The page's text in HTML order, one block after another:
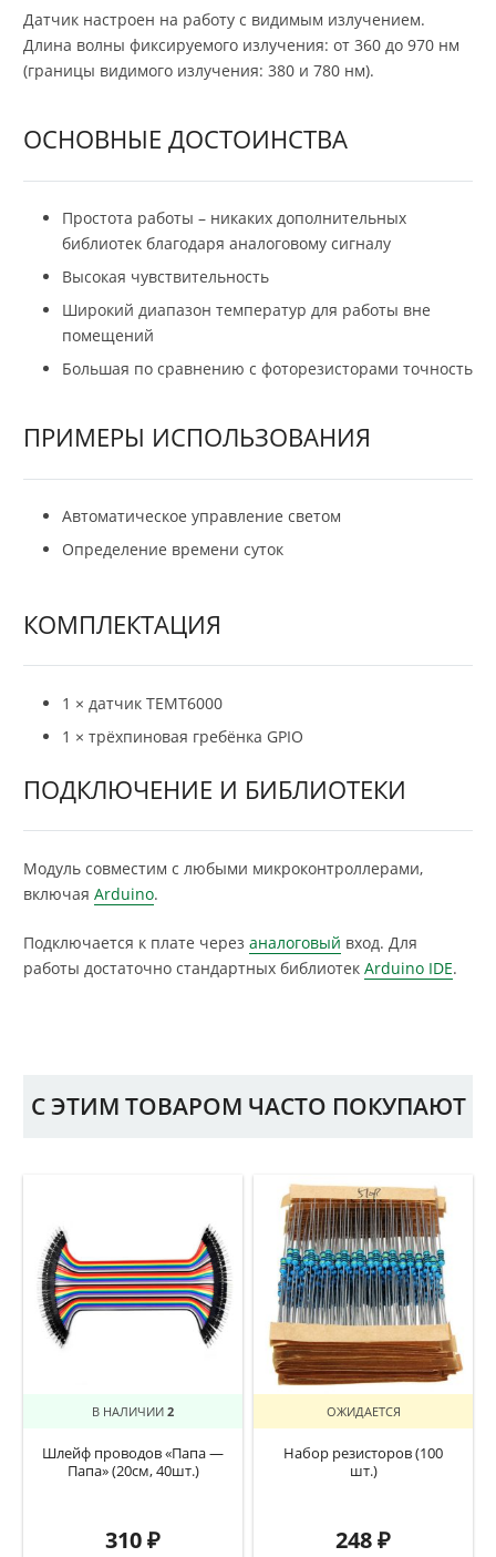
Датчик настроен на работу с видимым излучением.
Длина волны фиксируемого излучения: от 360 до 970 нм
(границы видимого излучения: 380 и 780 нм).
ОСНОВНЫЕ ДОСТОИНСТВА
Простота работы – никаких дополнительных
библиотек благодаря аналоговому сигналу
Высокая чувствительность
Широкий диапазон температур для работы вне
помещений
Большая по сравнению с фоторезисторами точность
ПРИМЕРЫ ИСПОЛЬЗОВАНИЯ
Автоматическое управление светом
Определение времени суток
КОМПЛЕКТАЦИЯ
1 × датчик TEMT6000
1 × трёхпиновая гребёнка GPIO
ПОДКЛЮЧЕНИЕ И БИБЛИОТЕКИ
Модуль совместим с любыми микроконтроллерами,
включая Arduino.
Подключается к плате через аналоговый вход. Для
работы достаточно стандартных библиотек Arduino IDE.
С ЭТИМ ТОВАРОМ ЧАСТО ПОКУПАЮТ
В НАЛИЧИИ 2
Шлейф проводов «Папа —
Папа» (20см, 40шт.)
310₽
ОЖИДАЕТСЯ
Набор резисторов (100
шт.)
248₽